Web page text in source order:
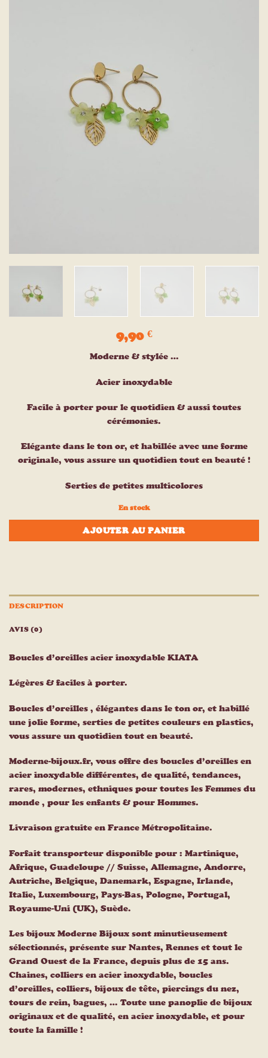
9,90 €
Moderne & stylée …
Acier inoxydable
Facile à porter pour le quotidien & aussi toutes
cérémonies.
Elégante dans le ton or, et habillée avec une forme
originale, vous assure un quotidien tout en beauté !
Serties de petites multicolores
En stock
AJOUTER AU PANIER
DESCRIPTION
AVIS (0)
Boucles d’oreilles acier inoxydable KIATA
Légères & faciles à porter.
Boucles d’oreilles , élégantes dans le ton or, et habillé
une jolie forme, serties de petites couleurs en plastics,
vous assure un quotidien tout en beauté.
Moderne-bijoux.fr, vous offre des boucles d’oreilles en
acier inoxydable différentes, de qualité, tendances,
rares, modernes, ethniques pour toutes les Femmes du
monde , pour les enfants & pour Hommes.
Livraison gratuite en France Métropolitaine.
Forfait transporteur disponible pour : Martinique,
Afrique, Guadeloupe // Suisse, Allemagne, Andorre,
Autriche, Belgique, Danemark, Espagne, Irlande,
Italie, Luxembourg, Pays-Bas, Pologne, Portugal,
Royaume-Uni (UK), Suède.
Les bijoux Moderne Bijoux sont minutieusement
sélectionnés, présente sur Nantes, Rennes et tout le
Grand Ouest de la France, depuis plus de 15 ans.
Chaines, colliers en acier inoxydable, boucles
d’oreilles, colliers, bijoux de tête, piercings du nez,
tours de rein, bagues, … Toute une panoplie de bijoux
originaux et de qualité, en acier inoxydable, et pour
toute la famille !